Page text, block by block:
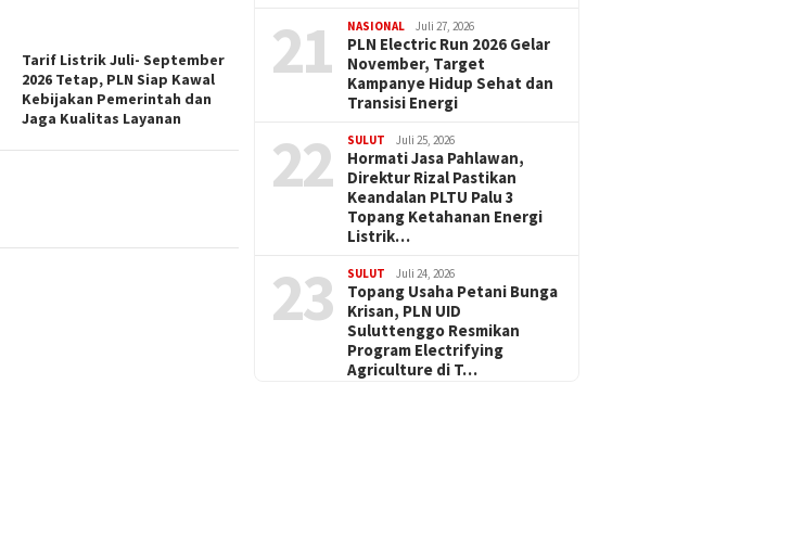
Tarif Listrik Juli- September
2026 Tetap, PLN Siap Kawal
Kebijakan Pemerintah dan
Jaga Kualitas Layanan
21 NASIONAL Juli 27, 2026
PLN Electric Run 2026 Gelar
November, Target
Kampanye Hidup Sehat dan
Transisi Energi
22 SULUT Juli 25, 2026
Hormati Jasa Pahlawan,
Direktur Rizal Pastikan
Keandalan PLTU Palu 3
Topang Ketahanan Energi
Listrik…
23 SULUT Juli 24, 2026
Topang Usaha Petani Bunga
Krisan, PLN UID
Suluttenggo Resmikan
Program Electrifying
Agriculture di T…